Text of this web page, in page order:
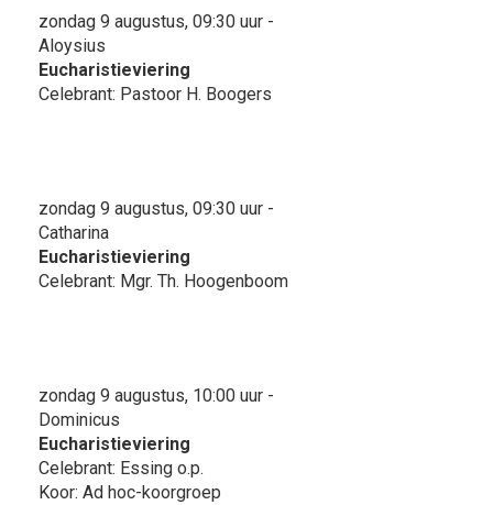
zondag 9 augustus, 09:30 uur -
Aloysius
Eucharistieviering
Celebrant: Pastoor H. Boogers
zondag 9 augustus, 09:30 uur -
Catharina
Eucharistieviering
Celebrant: Mgr. Th. Hoogenboom
zondag 9 augustus, 10:00 uur -
Dominicus
Eucharistieviering
Celebrant: Essing o.p.
Koor: Ad hoc-koorgroep